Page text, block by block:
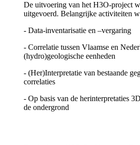
De uitvoering van het H3O-project
uitgevoerd. Belangrijke activiteiten
- Data-inventarisatie en –vergaring
- Correlatie tussen Vlaamse en
(hydro)geologische eenheden
- (Her)Interpretatie van bestaande
correlaties
- Op basis van de herinterpretaties
de ondergrond